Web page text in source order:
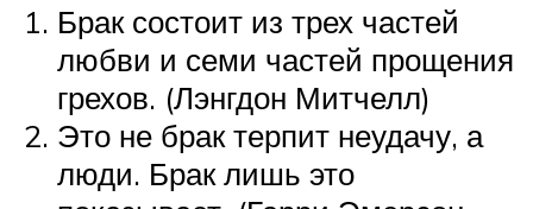
Брак состоит из трех частей
любви и семи частей прощения
грехов. (Лэнгдон Митчелл)
Это не брак терпит неудачу, а
люди. Брак лишь это